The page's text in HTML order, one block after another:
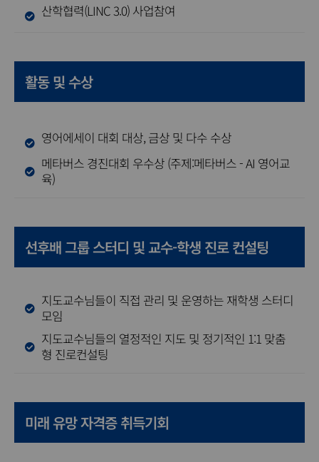
산학협력(LINC 3.0) 사업참여
활동 및 수상
영어에세이 대회 대상, 금상 및 다수 수상
메타버스 경진대회 우수상 (주제:메타버스 - AI 영어교
육)
선후배 그룹 스터디 및 교수-학생 진로 컨설팅
지도교수님들이 직접 관리 및 운영하는 재학생 스터디
모임
지도교수님들의 열정적인 지도 및 정기적인 1:1 맞춤
형 진로컨설팅
미래 유망 자격증 취득기회